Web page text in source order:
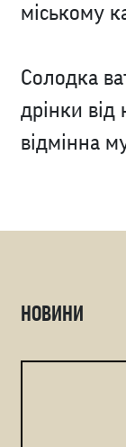
міському
Солодка
дрінки від
відмінна
НОВИНИ